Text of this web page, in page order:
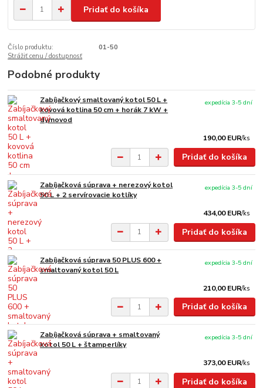
Pridať do košíka
Číslo produktu:
01-50
Strážiť cenu / dostupnosť
Podobné produkty
Zabíjačkový smaltovaný kotol 50 L +
kovová kotlina 50 cm + horák 7 kW +
dymovod
190,00 EUR/ks
expedícia 3-5 dní
Pridať do košíka
Zabíjačková súprava + nerezový kotol
50 L + 2 servírovacie kotlíky
434,00 EUR/ks
expedícia 3-5 dní
Pridať do košíka
Zabíjačková súprava 50 PLUS 600 +
smaltovaný kotol 50 L
210,00 EUR/ks
expedícia 3-5 dní
Pridať do košíka
Zabíjačková súprava + smaltovaný
kotol 50 L + štamperlíky
373,00 EUR/ks
expedícia 3-5 dní
Pridať do košíka